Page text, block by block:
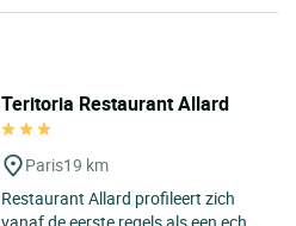
Teritoria Restaurant Allard
Paris19 km
Restaurant Allard profileert zich
vanaf de eerste regels als een echte